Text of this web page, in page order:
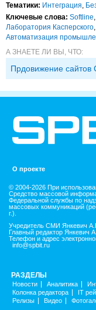
Тематики: Интеграция,
Ключевые слова: Softline,
Лаборатория Касперского,
Автоматизация
А ЗНАЕТЕ ЛИ ВЫ, ЧТО:
Прдовижение сайтов
О проекте
© 2004-2026 При
Средство массовой
Федеральной службы по
массовых коммуникаций
г.).
Учредитель СМИ Янкевич
Главный редактор Янкевич
Телефон и адрес
info@spbit.ru
РАЗДЕЛЫ
Новости Аналитика
Колонка редактора
IT
Релизы
Видео